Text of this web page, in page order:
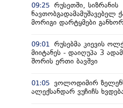
09:25 რუსეთში, სიზრანის
ნავთობგადამამუშავებელ
მორიგი დარტყმები
09:01
რუსებმა კიევის
მიიტანეს - დაიღუპა 3
შორის ერთი ბავშვი
01:05 ვოლოდიმირ
ალექსანდარ ვუჩიჩს